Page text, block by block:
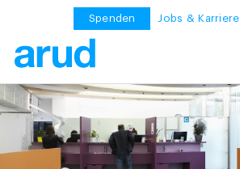
Spenden Jobs & Karriere